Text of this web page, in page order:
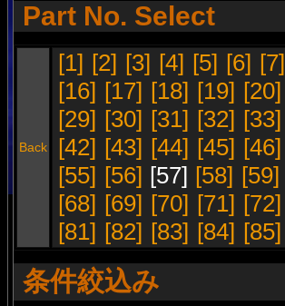
Part No. Select
Back
[1] [2] [3] [4] [5] [6] [7]
[16] [17] [18] [19] [20]
[29] [30] [31] [32] [33]
[42] [43] [44] [45] [46]
[55] [56] [57] [58] [59]
[68] [69] [70] [71] [72]
[81] [82] [83] [84] [85]
条件絞込み